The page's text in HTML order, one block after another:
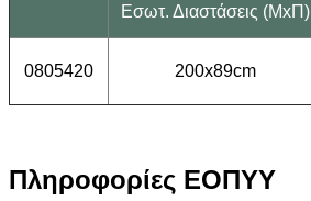
Εσωτ. Διαστάσεις (ΜxΠ)
0805420 200x89cm
Πληροφορίες ΕΟΠΥΥ